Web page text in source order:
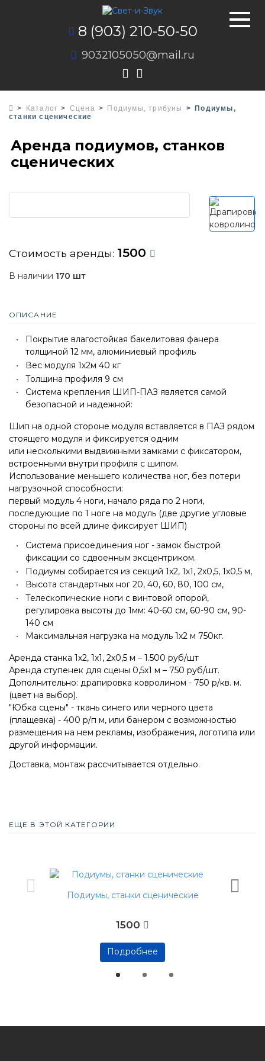
8 (903) 210-50-50
9032105050@mail.ru
Каталог Сцена Подиумы, трибуны
Подиумы,
станки сценические
Аренда подиумов, станков
сценических
Стоимость аренды: 1500
В наличии 170 шт
ОПИСАНИЕ
Покрытие влагостойкая бакелитовая фанера
толщиной 12 мм, алюминиевый профиль
Вес модуля 1х2м 40 кг
Толщина профиля 9 см
Система крепления ШИП-ПАЗ является самой
безопасной и надежной:
Шип на одной стороне модуля вставляется в ПАЗ рядом
стоящего модуля и фиксируется одним
или несколькими выдвижными замками с фиксатором,
встроенными внутри профиля с шипом.
Использование меньшего количества ног, без потери
нагрузочной способности:
первый модуль 4 ноги, начало ряда по 2 ноги,
последующие по 1 ноге на модуль (две другие угловые
стороны по всей длине фиксирует ШИП)
Система присоединения ног - замок быстрой
фиксации со сдвоенным эксцентриком.
Подиумы собирается из секций 1х2, 1х1, 2х0,5, 1х0,5 м,
Высота стандартных ног 20, 40, 60, 80, 100 см,
Телескопические ноги с винтовой опорой,
регулировка высоты до 1мм: 40-60 см, 60-90 см, 90-
140 см
Максимальная нагрузка на модуль 1х2 м 750кг.
Аренда станка 1х2, 1х1, 2х0,5 м – 1.500 руб/шт
Аренда ступенек для сцены 0,5х1 м – 750 руб/шт.
Дополнительно: драпировка ковролином - 750 р/кв. м.
(цвет на выбор).
"Юбка сцены" - ткань синего или черного цвета
(плащевка) - 400 р/п м, или банером с возможностью
размещения на нем рекламы, изображения, логотипа или
другой информации.
Доставка, монтаж рассчитывается отдельно.
ЕЩЕ В ЭТОЙ КАТЕГОРИИ
Подиумы, станки сценические
1500
Подробнее
Подробнее